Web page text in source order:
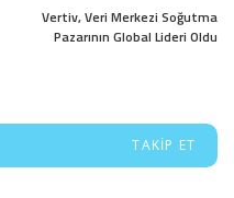
Vertiv, Veri Merkezi Soğutma
Pazarının Global Lideri Oldu
TAKIP ET